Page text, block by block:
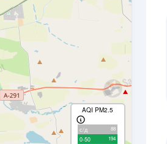
AQI PM2.5
с/д 88
0-50 194